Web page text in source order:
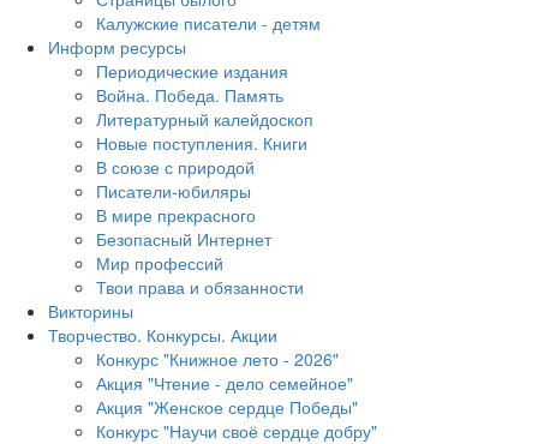
Калужские писатели - детям
Информ ресурсы
Периодические издания
Война. Победа. Память
Литературный калейдоскоп
Новые поступления. Книги
В союзе с природой
Писатели-юбиляры
В мире прекрасного
Безопасный Интернет
Мир профессий
Твои права и обязанности
Викторины
Творчество. Конкурсы. Акции
Конкурс "Книжное лето - 2026"
Акция "Чтение - дело семейное"
Акция "Женское сердце Победы"
Конкурс "Научи своё сердце добру"